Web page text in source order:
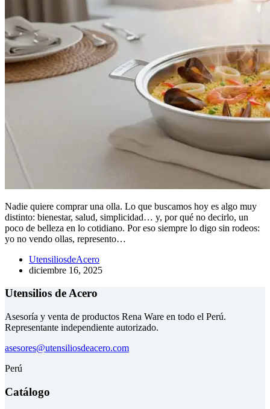
Nadie quiere comprar una olla. Lo que buscamos hoy es algo muy
distinto: bienestar, salud, simplicidad… y, por qué no decirlo, un
poco de belleza en lo cotidiano. Por eso siempre lo digo sin rodeos:
yo no vendo ollas, represento…
UtensiliosdeAcero
diciembre 16, 2025
Utensilios de Acero
Asesoría y venta de productos Rena Ware en todo el Perú.
Representante independiente autorizado.
asesores@utensiliosdeacero.com
Perú
Catálogo